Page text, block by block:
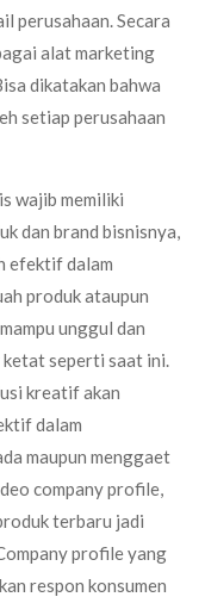
perusahaan. Secara
alat marketing
dikatakan bahwa
setiap perusahaan
wajib memiliki
dan brand bisnisnya,
efektif dalam
produk ataupun
unggul dan
ketat seperti saat ini.
kreatif akan
dalam
maupun menggaet
company profile,
terbaru jadi
profile yang
respon konsumen